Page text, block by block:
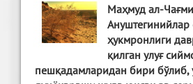
Маҳмуд ал-
Ануштегинийлар
ҳукмронлиги
қилган улуғ
пешқадамларидан бири бўлиб,